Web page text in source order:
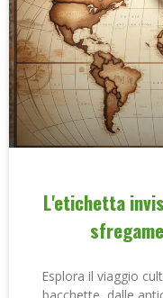
L'etichetta
Esplora il viaggio